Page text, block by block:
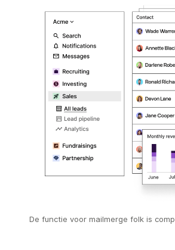
De functie voor mailmerge folk is